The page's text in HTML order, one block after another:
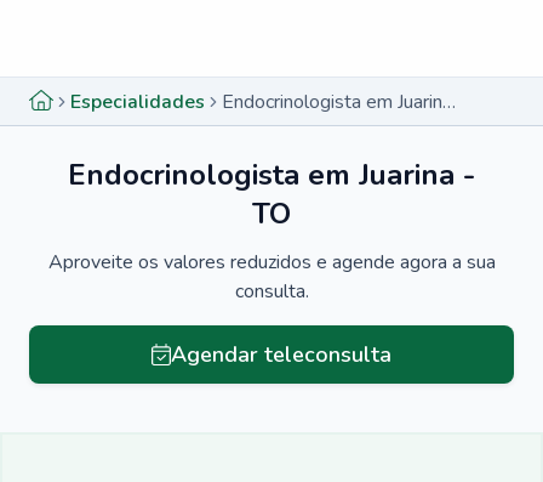
Especialidades Endocrinologista em Juarina - TO
Endocrinologista em Juarina -
TO
Aproveite os valores reduzidos e agende agora a sua
consulta.
Agendar teleconsulta